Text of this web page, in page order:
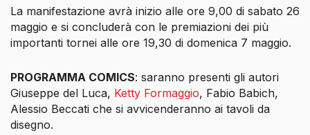
La manifestazione avrà inizio alle ore 9,00 di sabato 26
maggio e si concluderà con le premiazioni dei più
importanti tornei alle ore 19,30 di domenica 7 maggio.
PROGRAMMA COMICS: saranno presenti gli autori
Giuseppe del Luca, Ketty Formaggio, Fabio Babich,
Alessio Beccati che si avvicenderanno ai tavoli da
disegno.